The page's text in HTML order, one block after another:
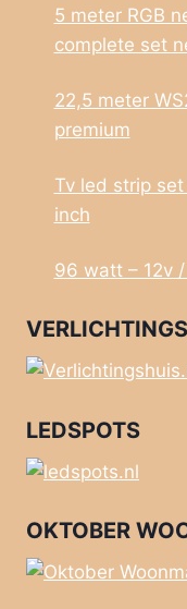
5 meter RGB
complete set
22,5 meter
premium
Tv led strip
inch
96 watt – 12v
LEDSPOTS
OKTOBER